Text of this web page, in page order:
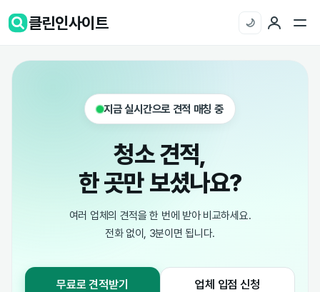
클린인사이트 🌙
지금 실시간으로 견적 매칭 중
청소 견적,
한 곳만 보셨나요?
여러 업체의 견적을 한 번에 받아 비교하세요.
전화 없이, 3분이면 됩니다.
무료로 견적받기 업체 입점 신청